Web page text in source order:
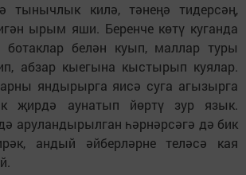
тынычлык килә, тәнеңә тидерсәң,
ырым яши. Бе­ренче көтү куганда
белән куып, маллар туры
абзар кыегына кыстырып куялар.
яндырырга яисә суга агызырга
җирдә аунатып йөртү зур язык.
аруландырылган һәрнәрсәгә дә бик
андый әйберләрне теләсә кая